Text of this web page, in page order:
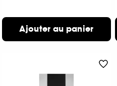
Ajouter au panier